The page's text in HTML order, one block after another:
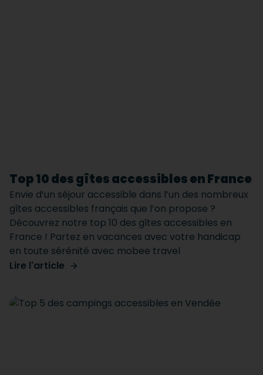
Top 10 des gîtes accessibles en France
Envie d’un séjour accessible dans l’un des nombreux
gîtes accessibles français que l’on propose ?
Découvrez notre top 10 des gîtes accessibles en
France ! Partez en vacances avec votre handicap
en toute sérénité avec mobee travel
Lire l'article